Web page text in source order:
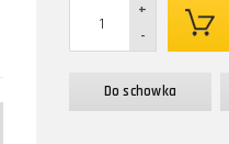
-
+
Do schowka